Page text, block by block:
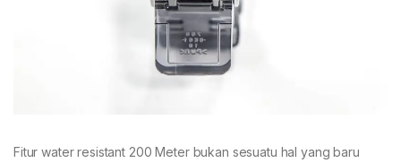
Fitur water resistant 200 Meter bukan sesuatu hal yang baru